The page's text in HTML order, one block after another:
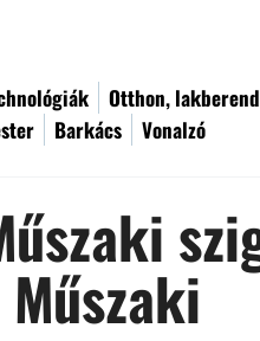
Otthon,
Barkács Vonalzó